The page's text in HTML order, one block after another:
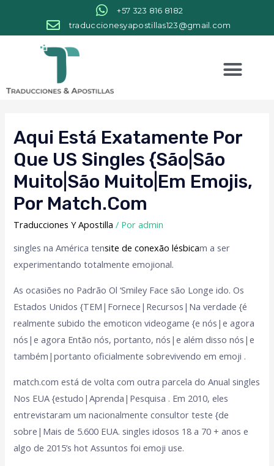
+57 323 816 8182
traduccionesyapostillas123@gmail.com
Aqui Está Exatamente Por
Que US Singles {são|são
Muito|são Muito|Em Emojis,
Por Match.com
Traducciones Y Apostilla / Poradmin
singles na América tensite de conexão lésbicam a ser
experimentando totalmente emojional.
As ocasiões no Padrão Ol ‘Smiley Face são Longe ido. Os
Estados Unidos {TEM|Fornece|Recursos|Na verdade {é
realmente subido the emoticon videogame {e nós|e agora
nós|e agora Então nós, portanto, nós|e além disso nós|e
também|portanto oficialmente sobrevivendo em emoji .
match.com está de volta com outra parcela do Anual singles
Nos EUA {estudo|Aprenda|Pesquisa . Em 2010, eles
entrevistaram um nacionalmente consultor teste {de
sobre|Mais de 5.600 EUA. singles idosos 18 a 70 + anos e
algo de 2015’s hot Assuntos foi emoji use.